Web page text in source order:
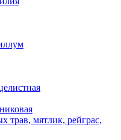
трав, мятлик, рейграс,